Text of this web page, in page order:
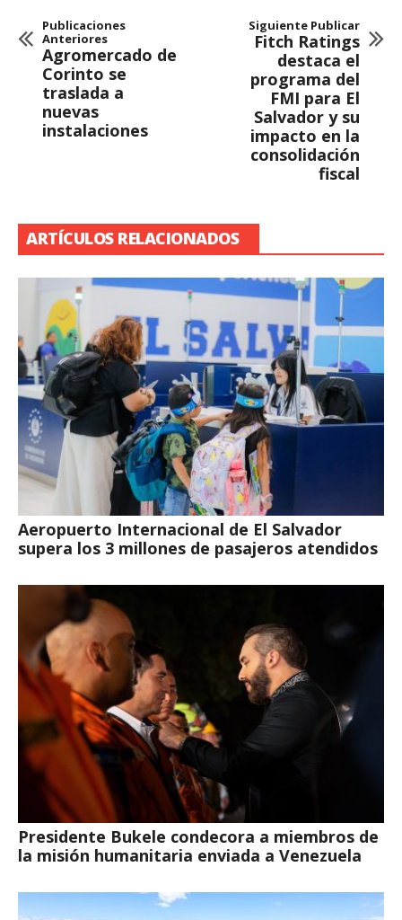
Publicaciones
Anteriores
Agromercado de
Corinto se
traslada a
nuevas
instalaciones
Siguiente Publicar
Fitch Ratings
destaca el
programa del
FMI para El
Salvador y su
impacto en la
consolidación
fiscal
ARTÍCULOS RELACIONADOS
Aeropuerto Internacional de El Salvador
supera los 3 millones de pasajeros atendidos
Presidente Bukele condecora a miembros de
la misión humanitaria enviada a Venezuela